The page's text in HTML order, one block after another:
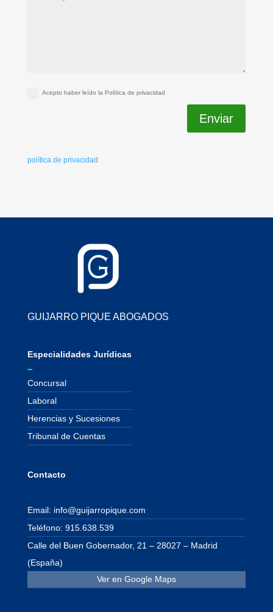
Acepto haber leído la Política de privacidad
Enviar
política de privacidad
GUIJARRO PIQUE ABOGADOS
Especialidades Jurídicas
Concursal
Laboral
Herencias y Sucesiones
Tribunal de Cuentas
Contacto
Email: info@guijarropique.com
Teléfono: 915.638.539
Calle del Buen Gobernador, 21 – 28027 – Madrid
(España)
Ver en Google Maps